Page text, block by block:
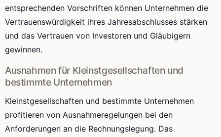
entsprechenden Vorschriften können Unternehmen die
Vertrauenswürdigkeit ihres Jahresabschlusses stärken
und das Vertrauen von Investoren und Gläubigern
gewinnen.
Ausnahmen für Kleinstgesellschaften und
bestimmte Unternehmen
Kleinstgesellschaften und bestimmte Unternehmen
profitieren von Ausnahmeregelungen bei den
Anforderungen an die Rechnungslegung. Das